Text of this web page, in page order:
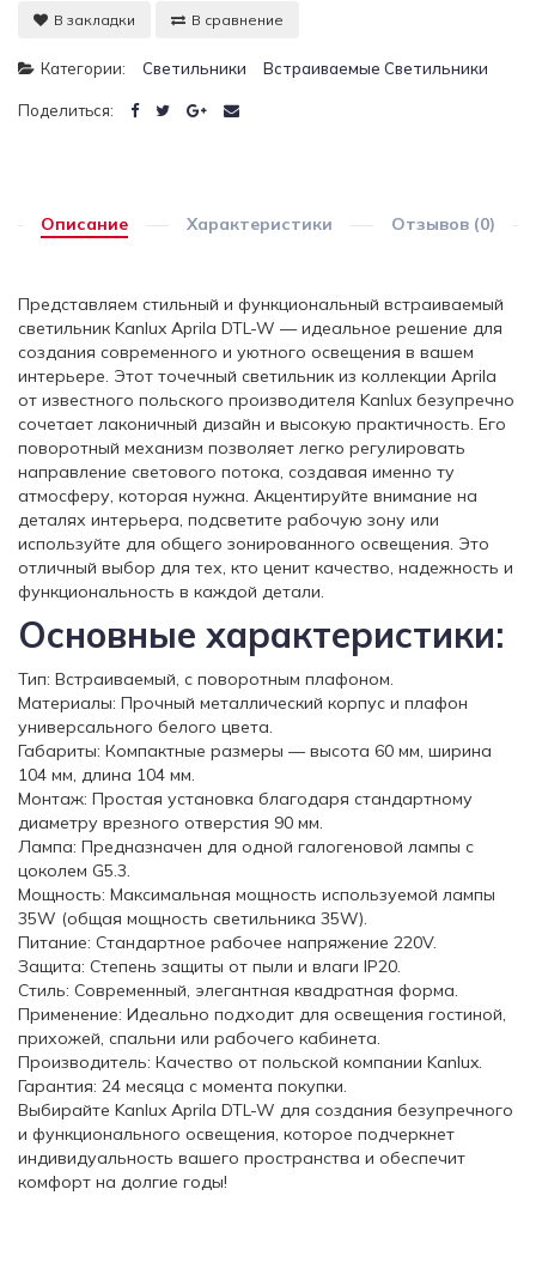
В закладки В сравнение
Категории: Светильники Встраиваемые Светильники
Поделиться:
Описание Характеристики Отзывов (0)
Представляем стильный и функциональный встраиваемый
светильник Kanlux Aprila DTL-W — идеальное решение для
создания современного и уютного освещения в вашем
интерьере. Этот точечный светильник из коллекции Aprila
от известного польского производителя Kanlux безупречно
сочетает лаконичный дизайн и высокую практичность. Его
поворотный механизм позволяет легко регулировать
направление светового потока, создавая именно ту
атмосферу, которая нужна. Акцентируйте внимание на
деталях интерьера, подсветите рабочую зону или
используйте для общего зонированного освещения. Это
отличный выбор для тех, кто ценит качество, надежность и
функциональность в каждой детали.
Основные характеристики:
Тип: Встраиваемый, с поворотным плафоном.
Материалы: Прочный металлический корпус и плафон
универсального белого цвета.
Габариты: Компактные размеры — высота 60 мм, ширина
104 мм, длина 104 мм.
Монтаж: Простая установка благодаря стандартному
диаметру врезного отверстия 90 мм.
Лампа: Предназначен для одной галогеновой лампы с
цоколем G5.3.
Мощность: Максимальная мощность используемой лампы
35W (общая мощность светильника 35W).
Питание: Стандартное рабочее напряжение 220V.
Защита: Степень защиты от пыли и влаги IP20.
Стиль: Современный, элегантная квадратная форма.
Применение: Идеально подходит для освещения гостиной,
прихожей, спальни или рабочего кабинета.
Производитель: Качество от польской компании Kanlux.
Гарантия: 24 месяца с момента покупки.
Выбирайте Kanlux Aprila DTL-W для создания безупречного
и функционального освещения, которое подчеркнет
индивидуальность вашего пространства и обеспечит
комфорт на долгие годы!